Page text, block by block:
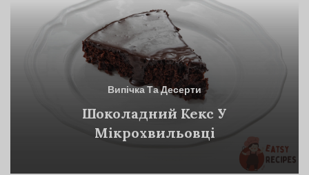
Випічка Та Десерти
Шоколадний Кекс У
Мікрохвильовці